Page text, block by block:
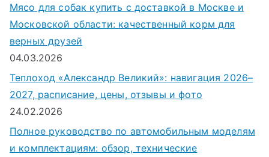
Мясо для собак купить с доставкой в Москве и
Московской области: качественный корм для
верных друзей
04.03.2026
Теплоход «Александр Великий»: навигация 2026–
2027, расписание, цены, отзывы и фото
24.02.2026
Полное руководство по автомобильным моделям
и комплектациям: обзор, технические